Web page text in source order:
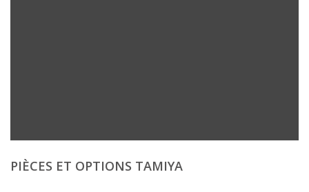
PIÈCES ET OPTIONS TAMIYA